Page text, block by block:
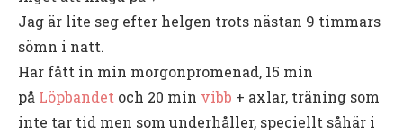
Jag är lite seg efter helgen trots nästan 9 timmars
sömn i natt.
Har fått in min morgonpromenad, 15 min
på Löpbandet och 20 min vibb + axlar, träning som
inte tar tid men som underhåller, speciellt såhär i